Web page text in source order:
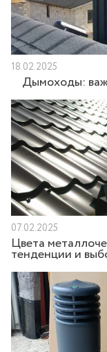
18.02.2025
Дымоходы:
07.02.2025
Цвета
тенденции и